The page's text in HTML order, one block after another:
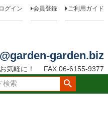
ログイン 会員登録 ご利用ガイド
garden.biz
気軽に！ FAX:06-6155-9377